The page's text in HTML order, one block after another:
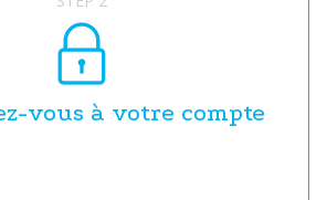
vous à votre compte